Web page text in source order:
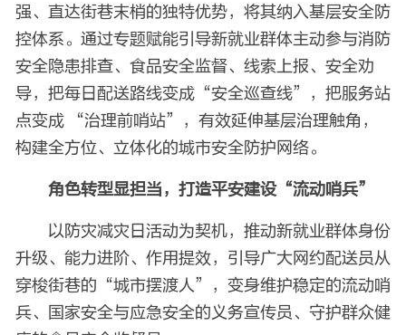
强、直达街巷末梢的独特优势，将其纳入基层安全防
控体系。通过专题赋能引导新就业群体主动参与消防
安全隐患排查、食品安全监督、线索上报、安全劝
导，把每日配送路线变成“安全巡查线”，把服务站
点变成 “治理前哨站”，有效延伸基层治理触角，
构建全方位、立体化的城市安全防护网络。
角色转型显担当，打造平安建设“流动哨兵”
以防灾减灾日活动为契机，推动新就业群体身份
升级、能力进阶、作用提效，引导广大网约配送员从
穿梭街巷的“城市摆渡人”，变身维护稳定的流动哨
兵、国家安全与应急安全的义务宣传员、守护群众健